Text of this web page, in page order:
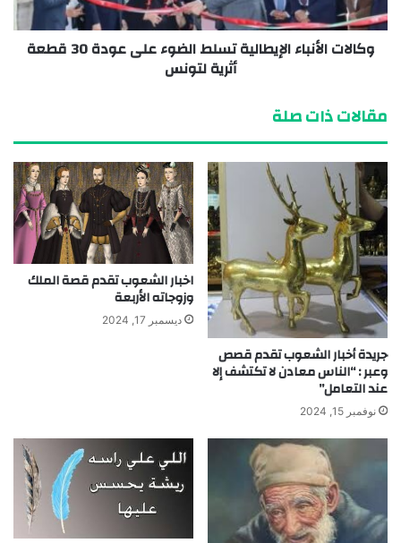
وكالات الأنباء الإيطالية تسلط الضوء على عودة 30 قطعة
أثرية لتونس
مقالات ذات صلة
جريدة أخبار الشعوب تقدم قصص
وعبر : “الناس معادن لا تكتشف إلا
عند التعامل”
نوفمبر 15, 2024
اخبار الشعوب تقدم قصة الملك
وزوجاته الأربعة
ديسمبر 17, 2024